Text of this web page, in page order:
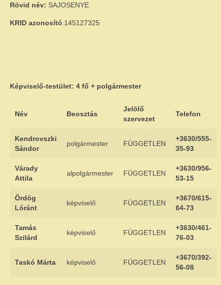
Ökumenikus templom
Letölthető nyomtatványok
GALÉRIA
Rövid név: SAJOSENYE
KRID azonosító:145127325
Képviselő-testület: 4 fő + polgármester
Név Beosztás
Jelölő
szervezet
Telefon
Kendrovszki
Sándor
polgármester FÜGGETLEN
+3630/555-
35-93
Várady
Attila
alpolgármester FÜGGETLEN
+3630/956-
53-15
Ördög
Lóránt
képviselő FÜGGETLEN
+3670/615-
64-73
Tamás
Szilárd
képviselő FÜGGETLEN
+3630/461-
76-03
Taskó Márta képviselő FÜGGETLEN
+3670/392-
56-08